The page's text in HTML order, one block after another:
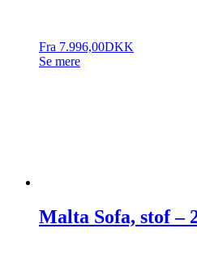
Fra 7.996,00DKK
Se mere
Malta Sofa, stof –